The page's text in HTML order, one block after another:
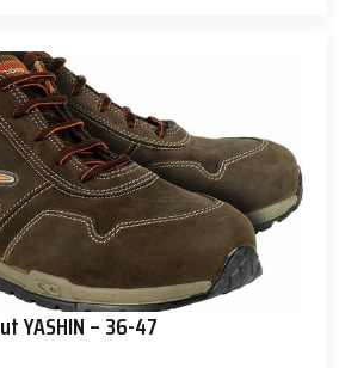
YASHIN – 36-47